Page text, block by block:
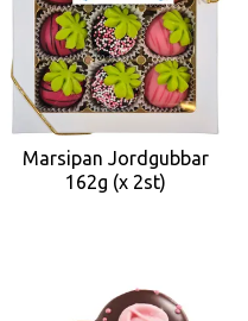
Marsipan Jordgubbar
162g (x 2st)